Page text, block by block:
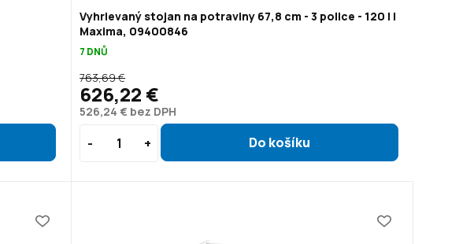
Vyhrievaný stojan na potraviny 67,8 cm - 3 police - 120 l |
Maxima, 09400846
7 DNŮ
526,24 € bez DPH
763,69 €
626,22 €